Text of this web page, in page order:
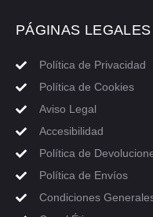
PÁGINAS LEGALES
Política de Privacidad
Política de Cookies
Aviso Legal
Accesibilidad
Política de
Política de Envíos
Condiciones